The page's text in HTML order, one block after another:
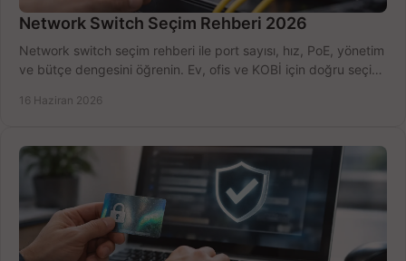
Network Switch Seçim Rehberi 2026
Network switch seçim rehberi ile port sayısı, hız, PoE, yönetim
ve bütçe dengesini öğrenin. Ev, ofis ve KOBİ için doğru seçimi
16 Haziran 2026